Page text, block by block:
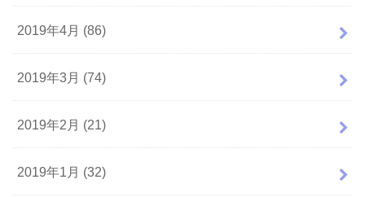
2019年4月 (86)
2019年3月 (74)
2019年2月 (21)
2019年1月 (32)